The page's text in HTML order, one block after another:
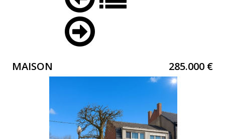
MAISON 285.000 €